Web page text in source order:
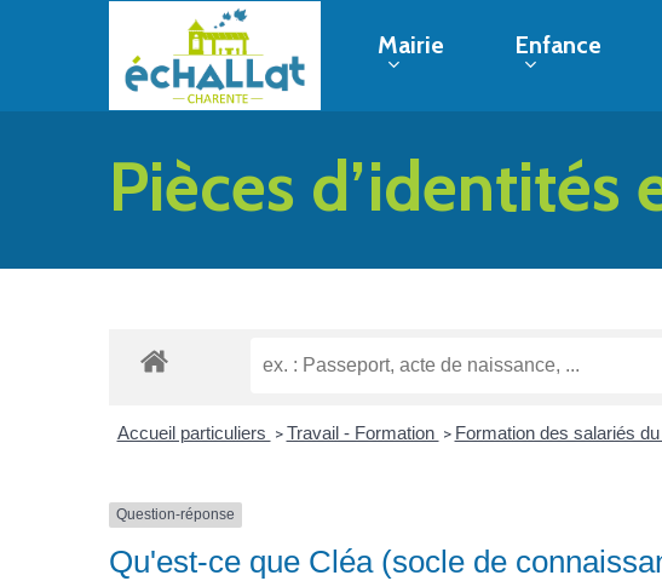
Hit enter to search or ESC to close
Mairie Enfance
Pièces
Accueil particuliers > Travail - Formation > Formation des salariés
Question-réponse
Qu'est-ce que Cléa (socle de